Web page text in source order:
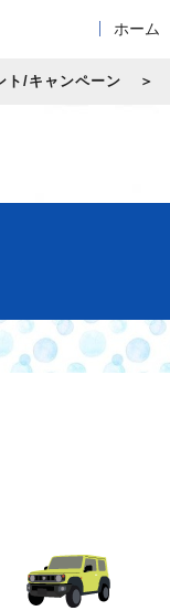
ホーム
ト/キャンペーン